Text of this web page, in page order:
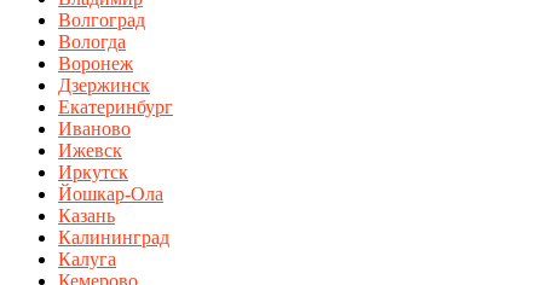
Волгоград
Вологда
Воронеж
Дзержинск
Екатеринбург
Иваново
Ижевск
Иркутск
Йошкар-Ола
Казань
Калининград
Калуга
Кемерово